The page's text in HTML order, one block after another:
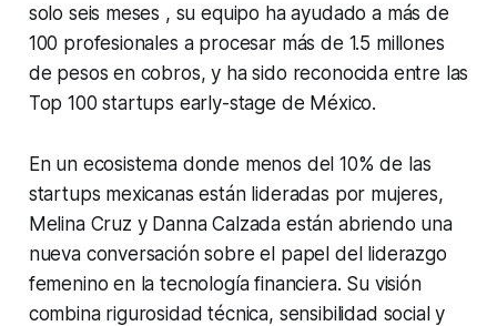
solo seis meses , su equipo ha ayudado a más de
100 profesionales a procesar más de 1.5 millones
de pesos en cobros, y ha sido reconocida entre las
Top 100 startups early-stage de México.
En un ecosistema donde menos del 10% de las
startups mexicanas están lideradas por mujeres,
Melina Cruz y Danna Calzada están abriendo una
nueva conversación sobre el papel del liderazgo
femenino en la tecnología financiera. Su visión
combina rigurosidad técnica, sensibilidad social y